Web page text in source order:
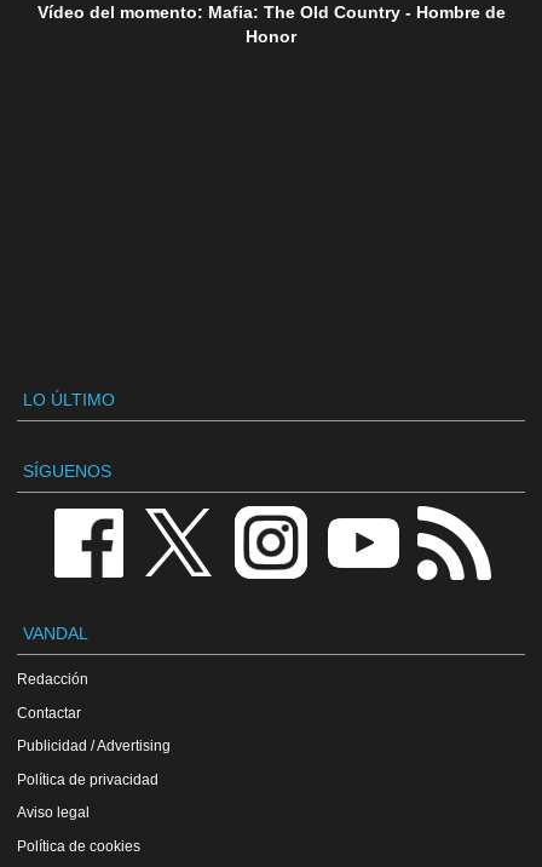
Vídeo del momento: Mafia: The Old Country - Hombre de
Honor
LO ÚLTIMO
SÍGUENOS
VANDAL
Redacción
Contactar
Publicidad / Advertising
Política de privacidad
Aviso legal
Política de cookies